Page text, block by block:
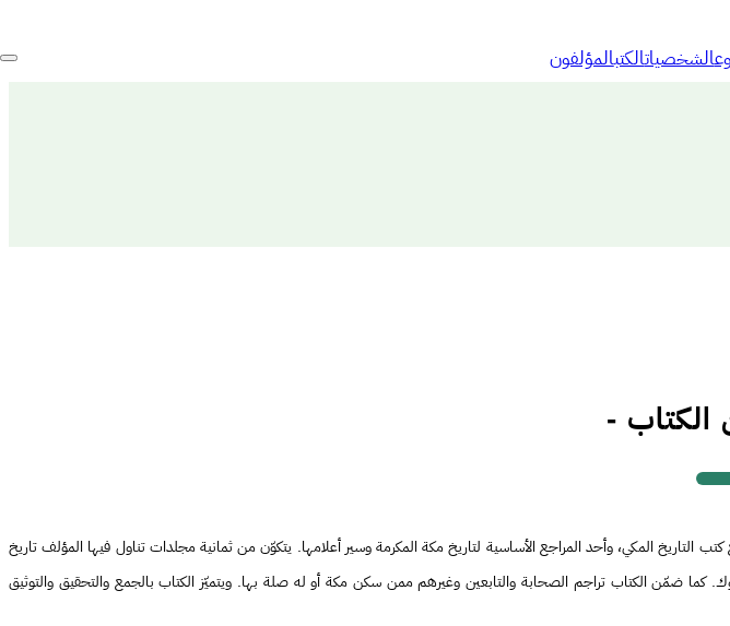
الشخصياتالكتبالمؤلفون
-
من تأليف تقي الدين محمد بن أحمد الحسني الفاسي (ت 832هـ)، يُعد من أشهر وأوسع كتب التاريخ المكي، وأحد المراجع الأساسية لتاريخ مكة المكرمة وسير أعلامها. يتكوّن من ثمانية مجلدات تناول فيها المؤلف تاريخ
كما ضمّن الكتاب تراجم الصحابة والتابعين وغيرهم ممن سكن مكة أو له صلة بها. ويتميّز الكتاب بالجمع والتحقيق والتوثيق